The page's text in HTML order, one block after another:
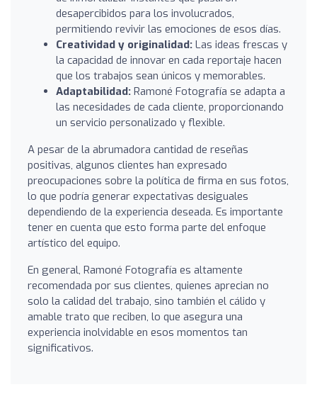
desapercibidos para los involucrados,
permitiendo revivir las emociones de esos días.
Creatividad y originalidad: Las ideas frescas y
la capacidad de innovar en cada reportaje hacen
que los trabajos sean únicos y memorables.
Adaptabilidad: Ramoné Fotografía se adapta a
las necesidades de cada cliente, proporcionando
un servicio personalizado y flexible.
A pesar de la abrumadora cantidad de reseñas
positivas, algunos clientes han expresado
preocupaciones sobre la política de firma en sus fotos,
lo que podría generar expectativas desiguales
dependiendo de la experiencia deseada. Es importante
tener en cuenta que esto forma parte del enfoque
artístico del equipo.
En general, Ramoné Fotografía es altamente
recomendada por sus clientes, quienes aprecian no
solo la calidad del trabajo, sino también el cálido y
amable trato que reciben, lo que asegura una
experiencia inolvidable en esos momentos tan
significativos.